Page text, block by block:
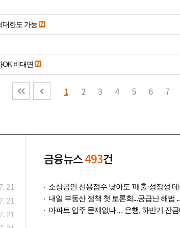
대한도 가능
OK 비대면
1 2 3 4 5 6 7
21
21
21
금융뉴스493건
내일 부동산 정책 첫 토론회...공급난 해법 ..